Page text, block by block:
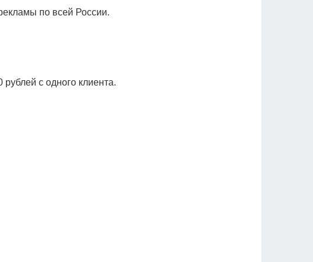
по всей России.
с одного клиента.